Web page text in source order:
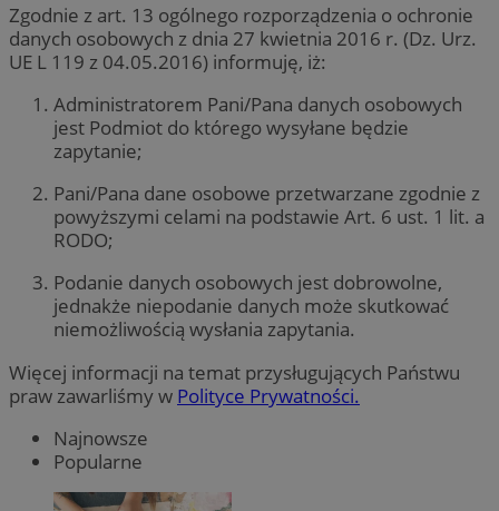
Zgodnie z art. 13 ogólnego rozporządzenia o ochronie
danych osobowych z dnia 27 kwietnia 2016 r. (Dz. Urz.
UE L 119 z 04.05.2016) informuję, iż:
Administratorem Pani/Pana danych osobowych
jest Podmiot do którego wysyłane będzie
zapytanie;
Pani/Pana dane osobowe przetwarzane zgodnie z
powyższymi celami na podstawie Art. 6 ust. 1 lit. a
RODO;
Podanie danych osobowych jest dobrowolne,
jednakże niepodanie danych może skutkować
niemożliwością wysłania zapytania.
Więcej informacji na temat przysługujących Państwu
praw zawarliśmy w Polityce Prywatności.
Najnowsze
Popularne